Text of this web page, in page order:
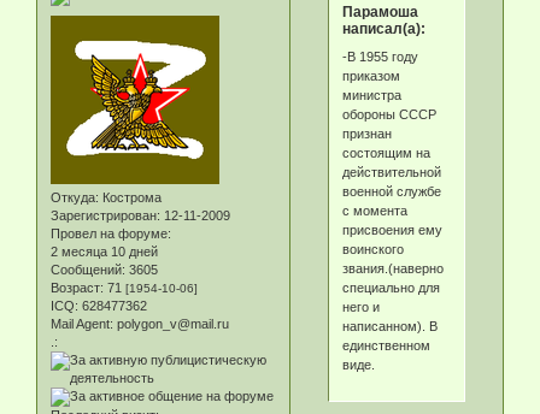
Откуда: Кострома
Зарегистрирован: 12-11-2009
Провел на форуме:
2 месяца 10 дней
Сообщений: 3605
Возраст: 71 [1954-10-06]
ICQ: 628477362
Mail Agent: polygon_v@mail.ru
.:
Парамоша
написал(а):
-В 1955 году
приказом
министра
обороны СССР
признан
состоящим на
действительной
военной службе
с момента
присвоения ему
воинского
звания.(наверно
специально для
него и
написанном). В
единственном
виде.